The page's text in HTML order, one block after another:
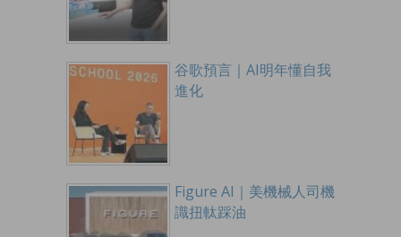
谷歌預言｜AI明年懂自我
進化
Figure AI｜美機械人司機
識扭軚踩油